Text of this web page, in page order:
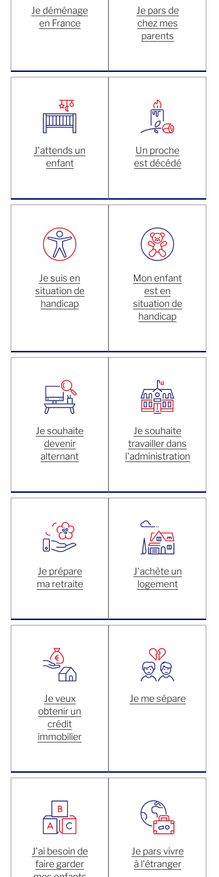
Je déménage
en France
Je pars de
chez mes
parents
J'attends un
enfant
Un proche
est décédé
Je suis en
situation de
handicap
Mon enfant
est en
situation de
handicap
Je souhaite
devenir
alternant
Je souhaite
travailler dans
l'administration
Je prépare
ma retraite
J'achète un
logement
Je veux
obtenir un
crédit
immobilier
Je me sépare
J'ai besoin de
faire garder
Je pars vivre
à l'étranger